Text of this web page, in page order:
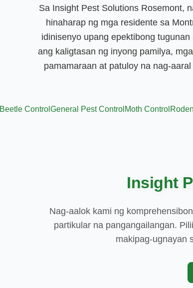
Sa Insight Pest Solutions Rosemont,
hinaharap ng mga residente sa
idinisenyo upang epektibong
ang kaligtasan ng inyong pamilya,
pamamaraan at patuloy na nag-
Beetle Control General Pest Control Moth Control
Insight
Nag-aalok kami ng
partikular na pangangailangan.
makipag-ugnayan